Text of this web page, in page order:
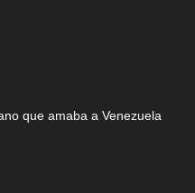
que amaba a Venezuela